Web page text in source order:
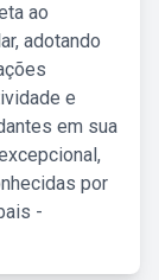
ao
adotando
e
em sua
por
-